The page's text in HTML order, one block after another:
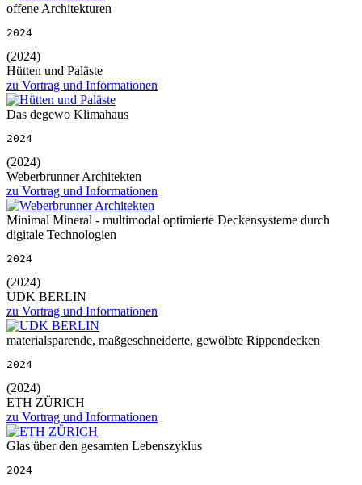
offene Architekturen
2024
(2024)
Hütten und Paläste
zu Vortrag und Informationen
Das degewo Klimahaus
2024
(2024)
Weberbrunner Architekten
zu Vortrag und Informationen
Minimal Mineral - multimodal optimierte Deckensysteme durch
digitale Technologien
2024
(2024)
UDK BERLIN
zu Vortrag und Informationen
materialsparende, maßgeschneiderte, gewölbte Rippendecken
2024
(2024)
ETH ZÜRICH
zu Vortrag und Informationen
Glas über den gesamten Lebenszyklus
2024